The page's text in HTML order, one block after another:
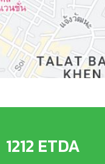
1212 ETDA